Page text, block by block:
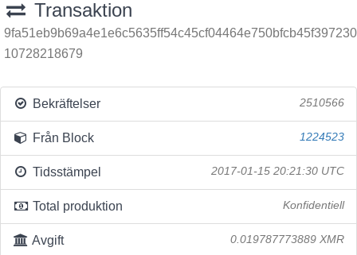
Transaktion
9fa51eb9b69a4e1e6c5635ff54c45cf04464e750bfcb45f397230
10728218679
Bekräftelser 2510566
Från Block 1224523
Tidsstämpel 2017-01-15 20:21:30 UTC
Total produktion Konfidentiell
Avgift 0.019787773889 XMR